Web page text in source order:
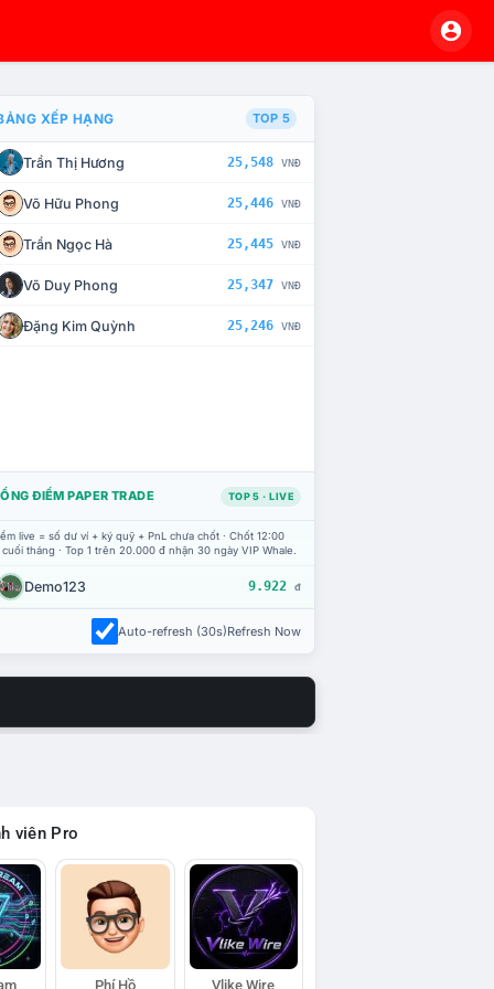
CHẾ TÀI XỬ LÝ VI PHẠM
XẾP HẠNG TOP 5
Trần Thị Hương 25,548 VNĐ
Võ Hữu Phong 25,446 VNĐ
Trần Ngọc Hà 25,445 VNĐ
Võ Duy Phong 25,347 VNĐ
Đặng Kim Quỳnh 25,246 VNĐ
ĐIỂM PAPER TRADE TOP 5 · LIVE
live = số dư ví + ký quỹ + PnL chưa chốt · Chốt 12:00
tháng · Top 1 trên 20.000 đ nhận 30 ngày VIP Whale.
Demo123 9.922 đ
Auto-refresh (30s)Refresh Now
viên Pro
Phí Hồ Vlike Wire